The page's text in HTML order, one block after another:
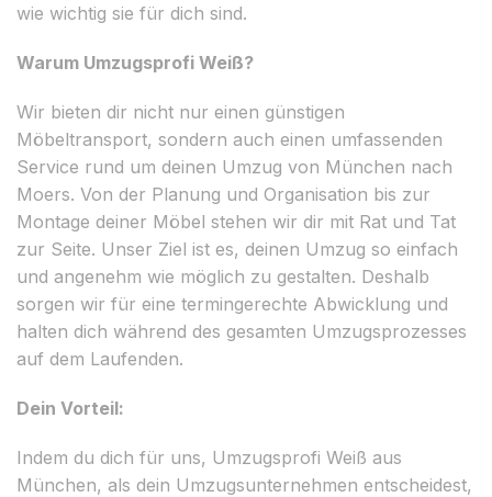
wie wichtig sie für dich sind.
Warum Umzugsprofi Weiß?
Wir bieten dir nicht nur einen günstigen
Möbeltransport, sondern auch einen umfassenden
Service rund um deinen Umzug von München nach
Moers. Von der Planung und Organisation bis zur
Montage deiner Möbel stehen wir dir mit Rat und Tat
zur Seite. Unser Ziel ist es, deinen Umzug so einfach
und angenehm wie möglich zu gestalten. Deshalb
sorgen wir für eine termingerechte Abwicklung und
halten dich während des gesamten Umzugsprozesses
auf dem Laufenden.
Dein Vorteil:
Indem du dich für uns, Umzugsprofi Weiß aus
München, als dein Umzugsunternehmen entscheidest,